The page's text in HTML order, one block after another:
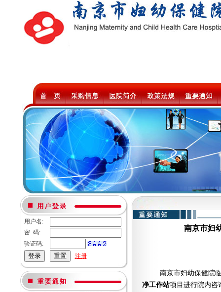
用户名:
密 码:
验证码:
注册
南京市妇幼保健院母乳库信息管理
系统院内比选项目（NJFYCG-
南京市妇
南京市妇幼保健院
净工作站项目进行院内咨